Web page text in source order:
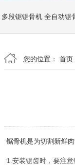
多段锯锯骨机 全自动锯
您的位置： 首页
锯骨机是为切割新鲜
1.安装锯齿时，要注